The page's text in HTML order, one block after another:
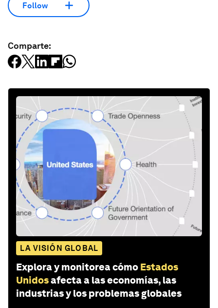
Follow
Comparte:
LA VISIÓN GLOBAL
Explora y monitorea cómo Estados
Unidosafecta a las economías, las
industrias y los problemas globales